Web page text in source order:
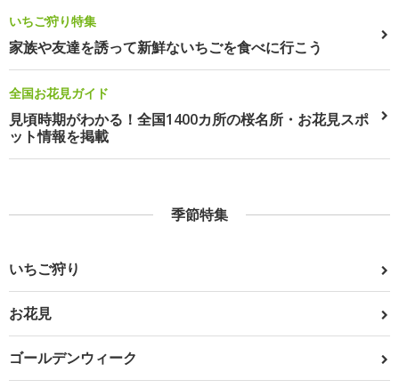
いちご狩り特集
家族や友達を誘って新鮮ないちごを食べに行こう
全国お花見ガイド
見頃時期がわかる！全国1400カ所の桜名所・お花見スポ
ット情報を掲載
季節特集
いちご狩り
お花見
ゴールデンウィーク